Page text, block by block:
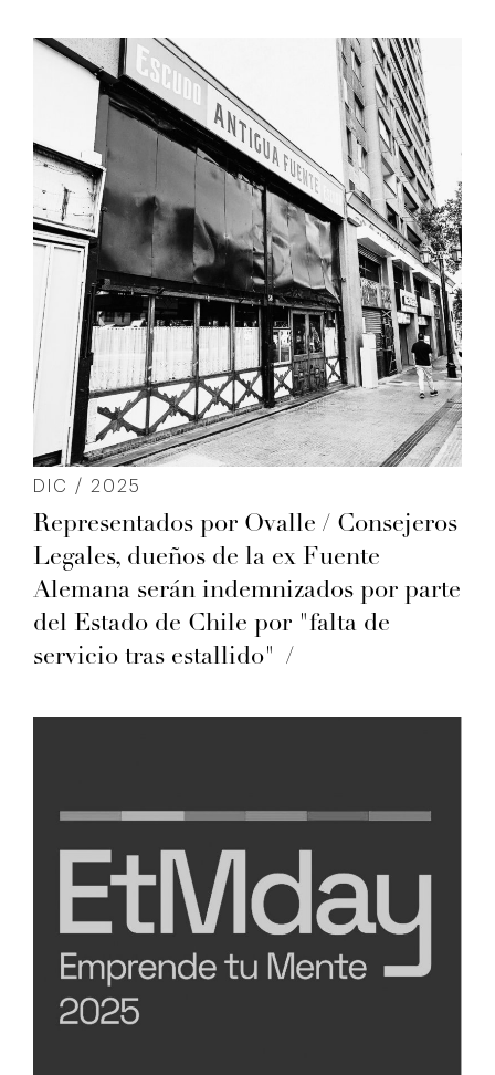
DIC / 2025
Representados por Ovalle / Consejeros
Legales, dueños de la ex Fuente
Alemana serán indemnizados por parte
del Estado de Chile por "falta de
servicio tras estallido"